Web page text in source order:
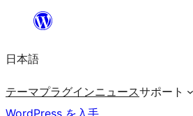
を
日本語
テーマプラグインニュースサポート
WordPress を入手